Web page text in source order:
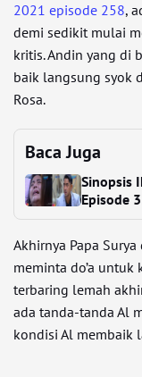
2021 episode 258,
demi sedikit mulai
kritis. Andin yang di
baik langsung syok
Rosa.
Baca Juga
Sinopsis
Episode
Akhirnya Papa
meminta do’a untuk
terbaring lemah
ada tanda-tanda Al
kondisi Al membaik